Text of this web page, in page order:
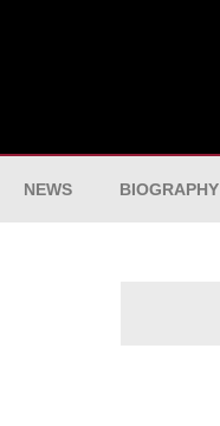
NEWS BIOGRAPHY